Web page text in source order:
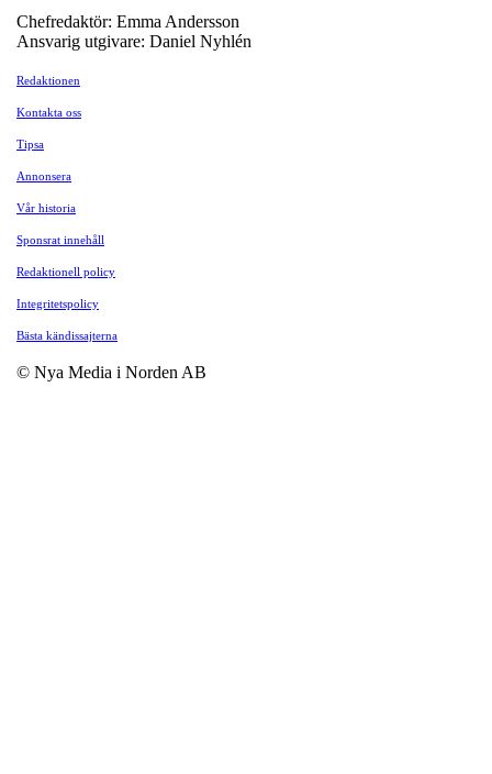
Chefredaktör: Emma Andersson
Ansvarig utgivare: Daniel Nyhlén
Redaktionen
Kontakta oss
Tipsa
Annonsera
Vår historia
Sponsrat innehåll
Redaktionell policy
Integritetspolicy
Bästa kändissajterna
© Nya Media i Norden AB